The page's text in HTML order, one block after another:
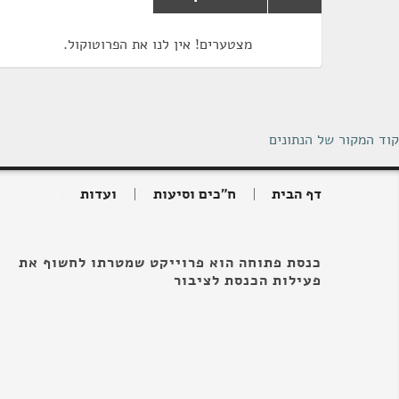
מצטערים! אין לנו את הפרוטוקול.
קוד המקור של הנתונים
דף הבית ח"כים וסיעות ועדות
כנסת פתוחה הוא פרוייקט שמטרתו לחשוף את
פעילות הכנסת לציבור